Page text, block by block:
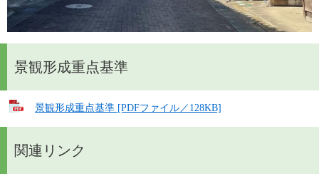
景観形成重点基準
景観形成重点基準 [PDFファイル／128KB]
関連リンク